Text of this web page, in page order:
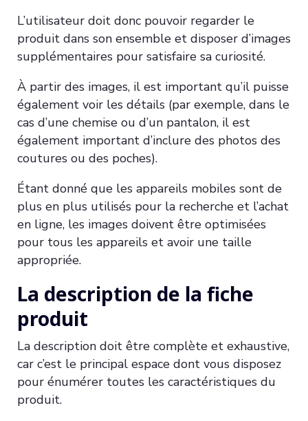
L’utilisateur doit donc pouvoir regarder le
produit dans son ensemble et disposer d’images
supplémentaires pour satisfaire sa curiosité.
À partir des images, il est important qu’il puisse
également voir les détails (par exemple, dans le
cas d’une chemise ou d’un pantalon, il est
également important d’inclure des photos des
coutures ou des poches).
Étant donné que les appareils mobiles sont de
plus en plus utilisés pour la recherche et l’achat
en ligne, les images doivent être optimisées
pour tous les appareils et avoir une taille
appropriée.
La description de la fiche
produit
La description doit être complète et exhaustive,
car c’est le principal espace dont vous disposez
pour énumérer toutes les caractéristiques du
produit.